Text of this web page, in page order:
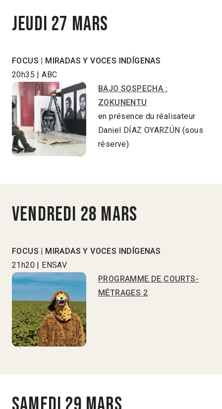
Jeudi 27 mars
FOCUS | MIRADAS Y VOCES INDÍGENAS
20h35 | ABC
BAJO SOSPECHA :
ZOKUNENTU
en présence du réalisateur
Daniel DÍAZ OYARZÚN (sous
réserve)
Vendredi 28 mars
FOCUS | MIRADAS Y VOCES INDÍGENAS
21h20 | ENSAV
PROGRAMME DE COURTS-
MÉTRAGES 2